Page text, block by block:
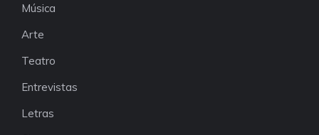
Música
Arte
Teatro
Entrevistas
Letras